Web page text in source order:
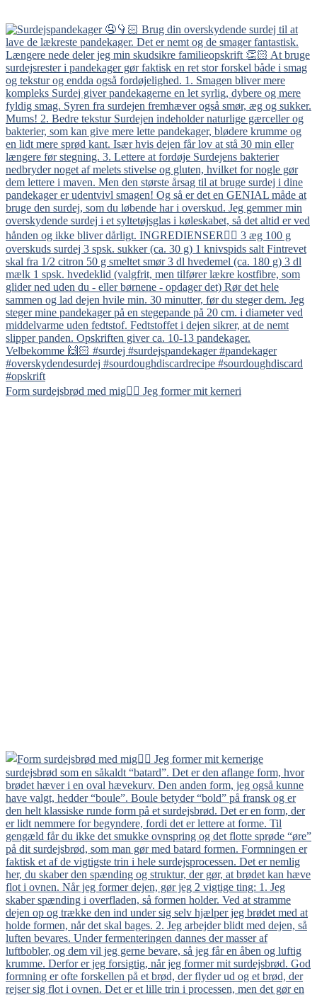
Form surdejsbrød med mig👇🏻 Jeg former mit kerneri